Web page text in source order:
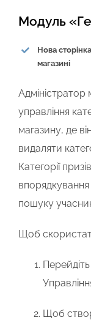
Модуль
Нова
магазині
управління
магазину, де
видаляти
Категорії
впорядкування
пошуку
Щоб
Щоб